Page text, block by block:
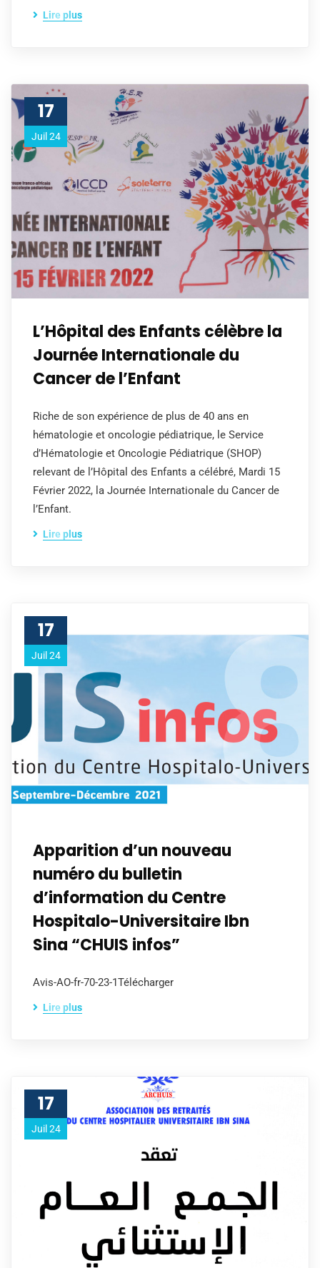
Lire plus
17
Juil 24
L’Hôpital des Enfants célèbre la
Journée Internationale du
Cancer de l’Enfant
Riche de son expérience de plus de 40 ans en
hématologie et oncologie pédiatrique, le Service
d’Hématologie et Oncologie Pédiatrique (SHOP)
relevant de l’Hôpital des Enfants a célébré, Mardi 15
Février 2022, la Journée Internationale du Cancer de
l’Enfant.
Lire plus
17
Juil 24
Apparition d’un nouveau
numéro du bulletin
d’information du Centre
Hospitalo-Universitaire Ibn
Sina “CHUIS infos”
Avis-AO-fr-70-23-1Télécharger
Lire plus
17
Juil 24